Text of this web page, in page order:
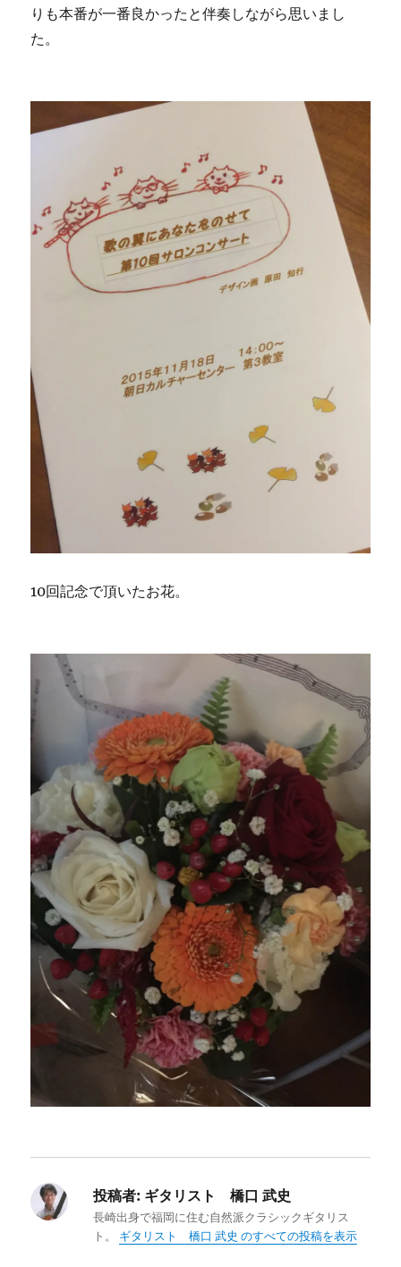
りも本番が一番良かったと伴奏しながら思いまし
た。
10回記念で頂いたお花。
投稿者: ギタリスト 橋口 武史
長崎出身で福岡に住む自然派クラシックギタリス
ト。 ギタリスト 橋口 武史 のすべての投稿を表示